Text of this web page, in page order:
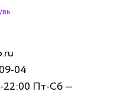
04
22:00 Пт-Сб —